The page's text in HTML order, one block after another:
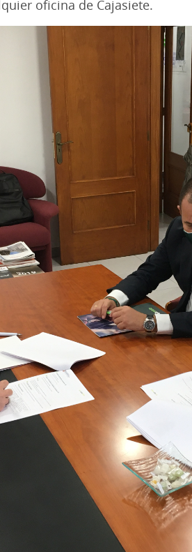
oficina de Cajasiete.